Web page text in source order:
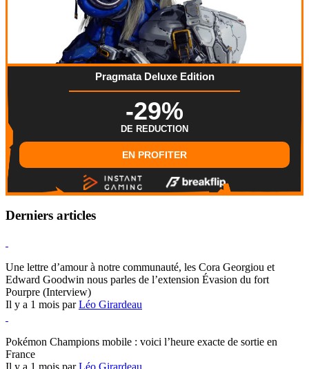
Pragmata Deluxe Edition
-29%
DE REDUCTION
EN PROFITER
Derniers articles
Une lettre d’amour à notre communauté, les Cora Georgiou et
Edward Goodwin nous parles de l’extension Évasion du fort
Pourpre (Interview)
Il y a 1 mois parLéo Girardeau
Pokémon Champions mobile : voici l’heure exacte de sortie en
France
Il y a 1 mois parLéo Girardeau